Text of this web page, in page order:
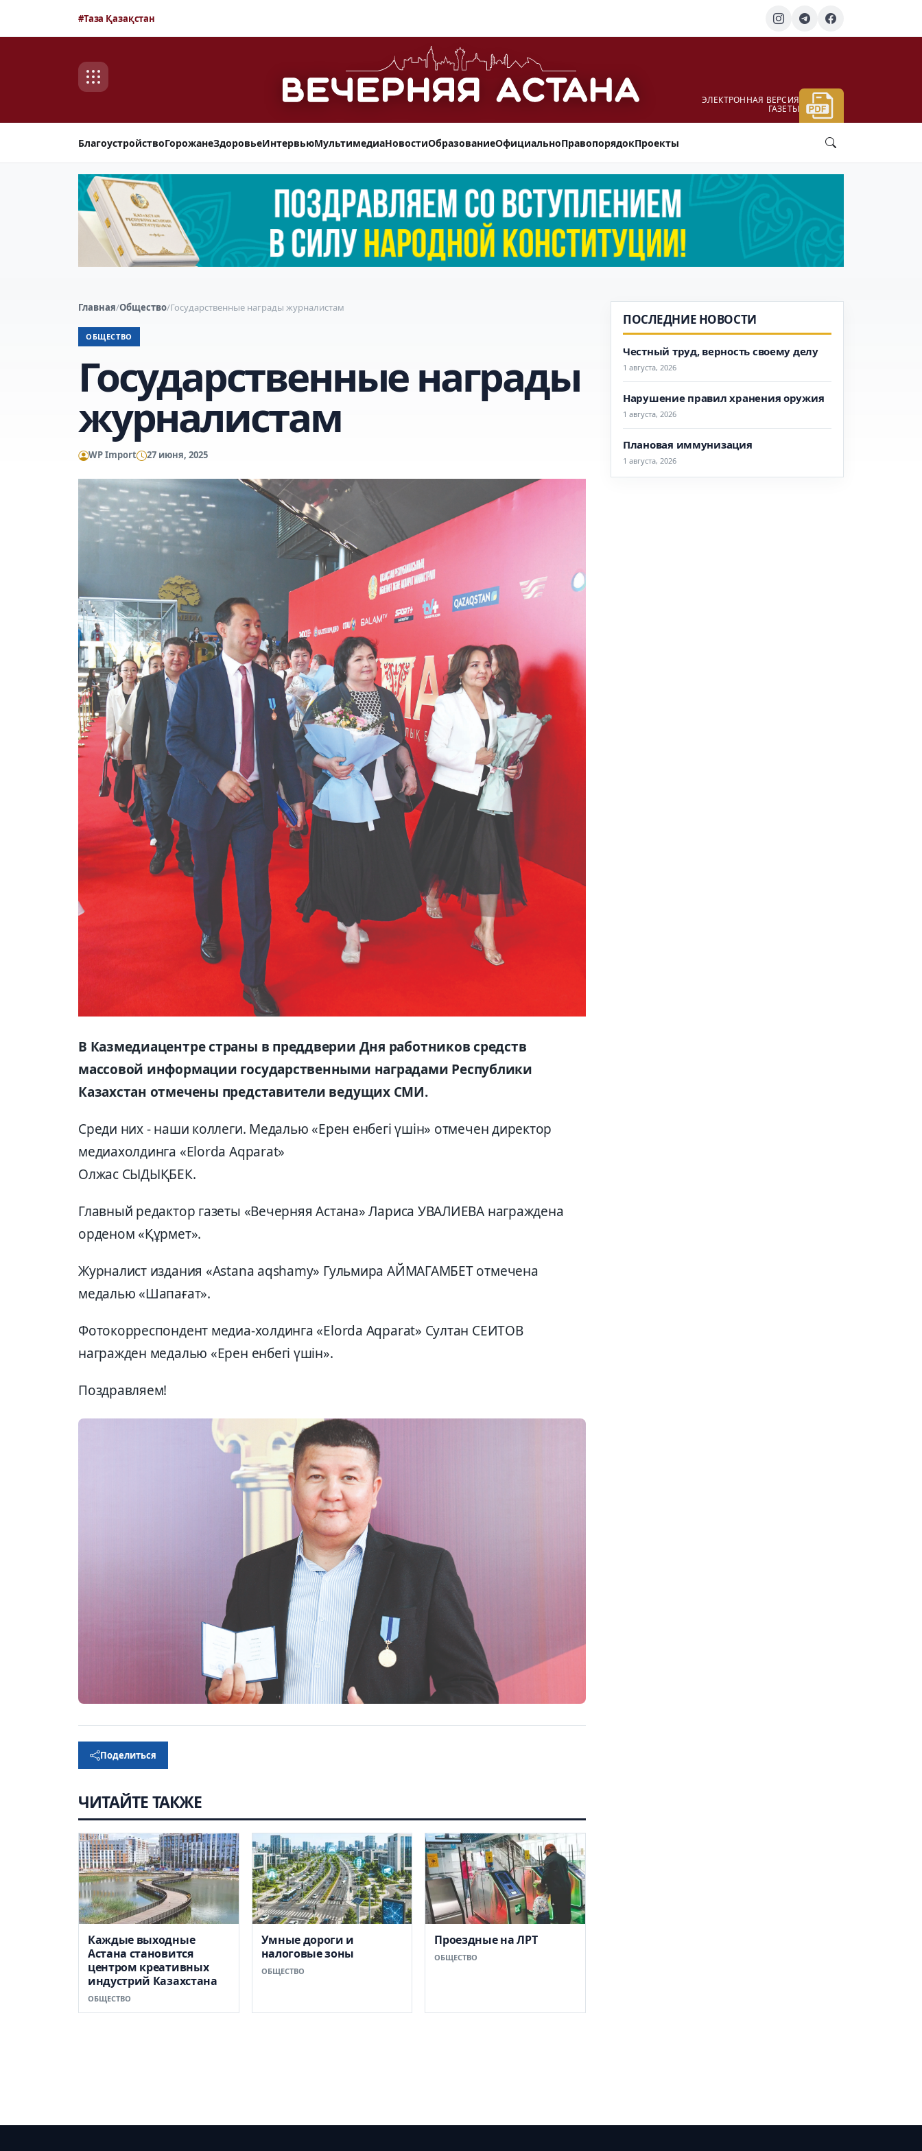
#Таза Қазақстан
ЭЛЕКТРОННАЯ ВЕРСИЯ
ГАЗЕТЫ
БлагоустройствоГорожанеЗдоровьеИнтервьюМультимедиаНовостиОбразованиеОфициальноПравопорядокПроекты
Главная/Общество/Государственные награды журналистам
ОБЩЕСТВО
Государственные награды
журналистам
WP Import 27 июня, 2025
В Казмедиацентре страны в преддверии Дня работников средств
массовой информации государственными наградами Республики
Казахстан отмечены представители ведущих СМИ.
Среди них - наши коллеги. Медалью «Ерен енбегі үшін» отмечен директор
медиахолдинга «Elorda Aqparat»
Олжас СЫДЫҚБЕК.
Главный редактор газеты «Вечерняя Астана» Лариса УВАЛИЕВА награждена
орденом «Құрмет».
Журналист издания «Astana aqshamy» Гульмира АЙМАГАМБЕТ отмечена
медалью «Шапағат».
Фотокорреспондент медиа-холдинга «Elorda Aqparat» Султан СЕИТОВ
награжден медалью «Ерен енбегі үшін».
Поздравляем!
Поделиться
ЧИТАЙТЕ ТАКЖЕ
Каждые выходные
Астана становится
центром креативных
индустрий Казахстана
ОБЩЕСТВО
Умные дороги и
налоговые зоны
ОБЩЕСТВО
Проездные на ЛРТ
ОБЩЕСТВО
ПОСЛЕДНИЕ НОВОСТИ
Честный труд, верность своему делу
1 августа, 2026
Нарушение правил хранения оружия
1 августа, 2026
Плановая иммунизация
1 августа, 2026